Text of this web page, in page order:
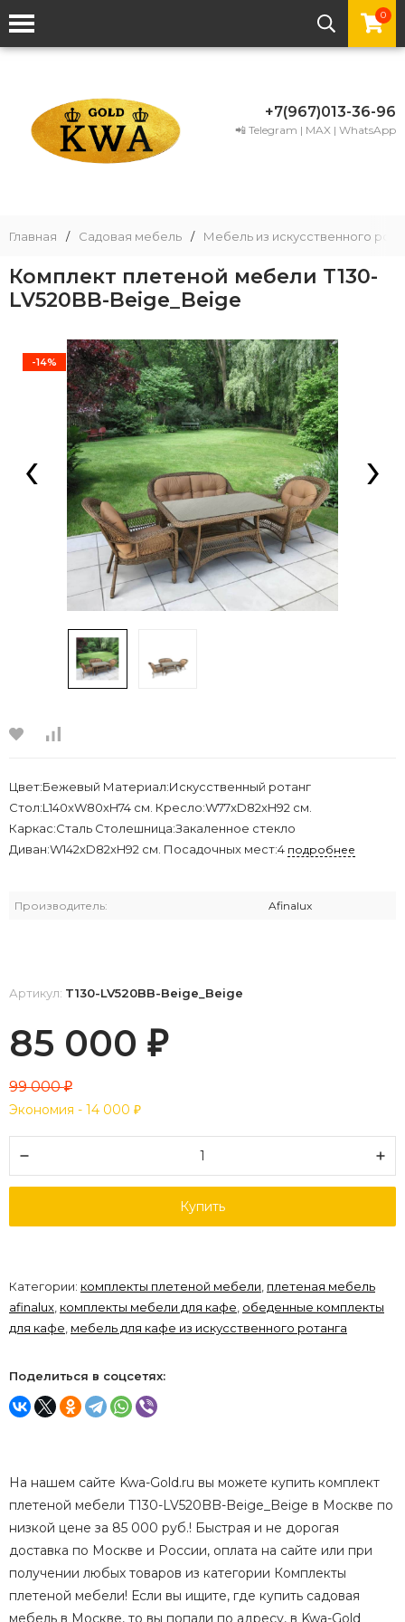
0
+7(967)013-36-96
📲 Telegram | MAX | WhatsApp
Главная / Садовая мебель / Мебель из искусственного
Комплект плетеной мебели T130-
LV520BB-Beige_Beige
-14%
‹ ›
Цвет:Бежевый Материал:Искусственный ротанг
Стол:L140xW80хH74 см. Кресло:W77xD82xH92 см.
Каркас:Сталь Столешница:Закаленное стекло
Диван:W142xD82xH92 см. Посадочных мест:4 подробнее
Производитель: Afinalux
Артикул: T130-LV520BB-Beige_Beige
85 000 ₽
99 000₽
Экономия - 14 000 ₽
Купить
Категории: комплекты плетеной мебели, плетеная мебель
afinalux, комплекты мебели для кафе, обеденные комплекты
для кафе, мебель для кафе из искусственного ротанга
Поделиться в соцсетях:
На нашем сайте Kwa-Gold.ru вы можете купить комплект
плетеной мебели T130-LV520BB-Beige_Beige в Москве по
низкой цене за 85 000 руб.! Быстрая и не дорогая
доставка по Москве и России, оплата на сайте или при
получении любых товаров из категории Комплекты
плетеной мебели! Если вы ищите, где купить садовая
мебель в Москве, то вы попали по адресу, в Kwa-Gold